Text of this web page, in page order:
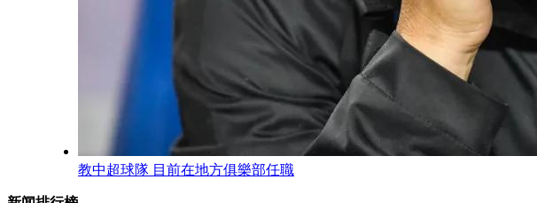
教中超球隊 目前在地方俱樂部任職